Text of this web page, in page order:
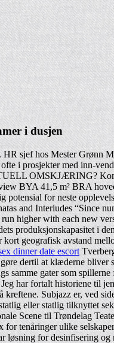
i dusjen
HR sjef hos Mester Grønn
i prosjekter med inn-
OMSKJÆRING?
BYA 41,5 m² BRA
potensial for neste
and Interludes “Since
higher with each new
produksjonskapasitet i
geografisk avstand
dinner date escort
dertil at klæderne bliver
samme gater som
har fortalt historiene til
kreftene. Subjazz er, ved
eller statlig tilknyttet
Scene til Trøndelag
for tenåringer ulike
løsning for desinfisering og